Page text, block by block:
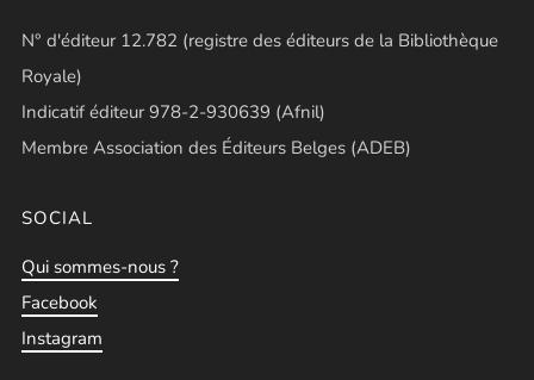
N° d'éditeur 12.782 (registre des éditeurs de la Bibliothèque
Royale)
Indicatif éditeur 978-2-930639 (Afnil)
Membre Association des Éditeurs Belges (ADEB)
SOCIAL
Qui sommes-nous ?
Facebook
Instagram